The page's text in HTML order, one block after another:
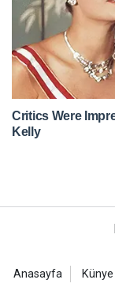
Anasayfa Künye